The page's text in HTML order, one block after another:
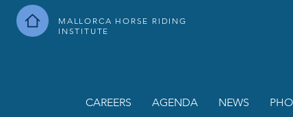
MALLORCA HORSE RIDING
INSTITUTE
CAREERS AGENDA NEWS